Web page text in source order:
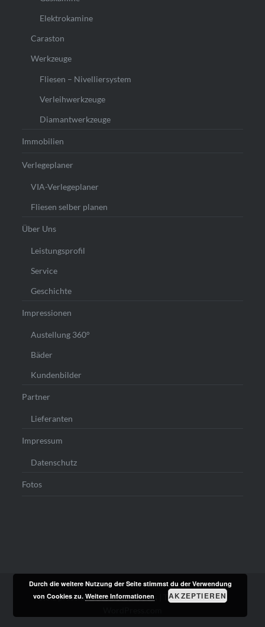
Elektrokamine
Caraston
Werkzeuge
Fliesen – Nivelliersystem
Verleihwerkzeuge
Diamantwerkzeuge
Immobilien
Verlegeplaner
VIA-Verlegeplaner
Fliesen selber planen
Über Uns
Leistungsprofil
Service
Geschichte
Impressionen
Austellung 360°
Bäder
Kundenbilder
Partner
Lieferanten
Impressum
Datenschutz
Fotos
Stolz präsentiert von WordPress
Theme: Dyad von
Durch die weitere Nutzung der Seite stimmst du der Verwendung
von Cookies zu.Weitere Informationen AKZEPTIEREN